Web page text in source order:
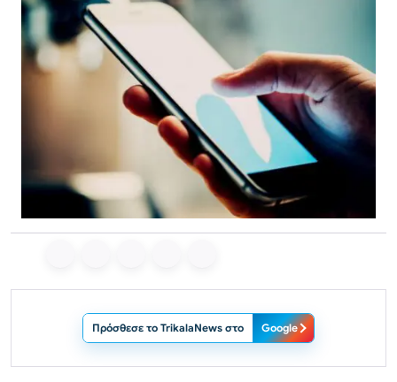
Πρόσθεσε το TrikalaNews στο Google